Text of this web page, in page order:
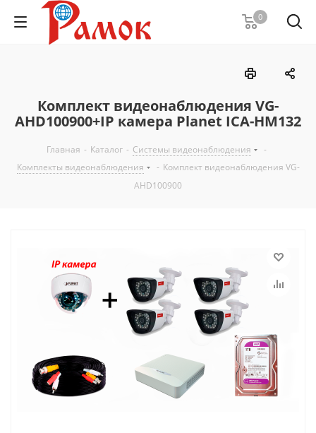
0
Комплект видеонаблюдения VG-
AHD100900+IP камера Planet ICA-HM132
Главная - Каталог - Системы видеонаблюдения
-
Комплекты видеонаблюдения
- Комплект видеонаблюдения VG-
AHD100900